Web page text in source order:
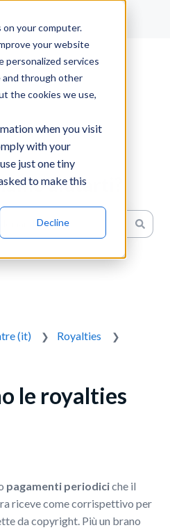
your computer.
your website
personalized services
through other
the cookies we use,
when you visit
with your
just one tiny
to make this
Decline
aiutarti?
(it)
Royalties
le royalties
pagamenti periodiciche il
riceve come corrispettivo per
da copyright. Più un brano